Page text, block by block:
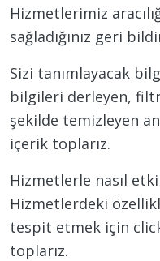
Hizmetlerimiz
sağladığınız geri
Sizi tanımlayacak
bilgileri derleyen,
şekilde temizleyen
içerik toplarız.
Hizmetlerle nasıl
Hizmetlerdeki
tespit etmek için
toplarız.